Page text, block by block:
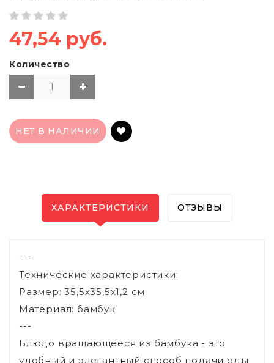
47,54 руб.
Количество
НЕТ В НАЛИЧИИ
ХАРАКТЕРИСТИКИ ОТЗЫВЫ
---
Технические характеристики:
Размер: 35,5х35,5х1,2 см
Материал: бамбук
---
Блюдо вращающееся из бамбука - это
удобный и элегантный способ подачи еды